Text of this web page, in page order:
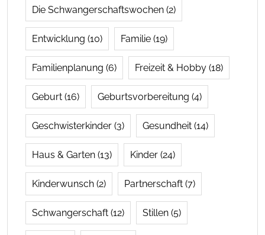
Die Schwangerschaftswochen (2)
Entwicklung (10) Familie (19)
Familienplanung (6) Freizeit & Hobby (18)
Geburt (16) Geburtsvorbereitung (4)
Geschwisterkinder (3) Gesundheit (14)
Haus & Garten (13) Kinder (24)
Kinderwunsch (2) Partnerschaft (7)
Schwangerschaft (12) Stillen (5)